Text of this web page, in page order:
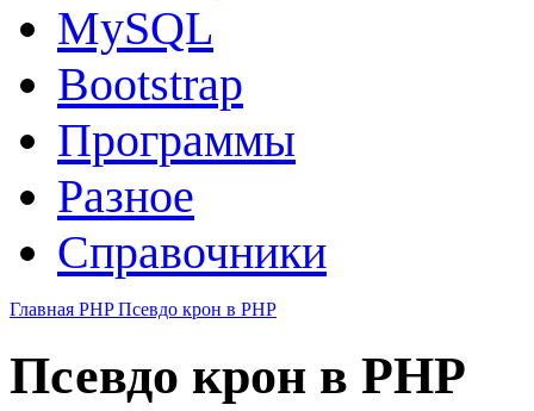
MySQL
Bootstrap
Программы
Разное
Справочники
Главная PHPПсевдо крон в PHP
Псевдо крон в PHP